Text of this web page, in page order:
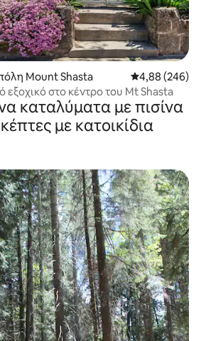
Mount Shasta Μέση
4,88 (246)
εξοχικό στο κέντρο του Mt Shasta
καταλύματα με πισίνα
με κατοικίδια